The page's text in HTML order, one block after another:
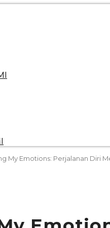
My Emotions: Perjalanan Diri